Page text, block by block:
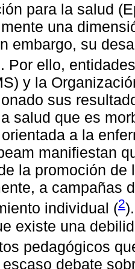
para la salud
una
embargo, su
Por ello,
y la
sus
salud que es
a la
manifiestan
la promoción
a campañas
individual (2
existe una
pedagógicos
debate